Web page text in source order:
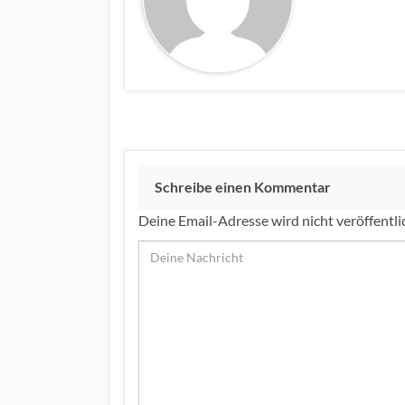
Schreibe einen Kommentar
Deine Email-Adresse wird nicht